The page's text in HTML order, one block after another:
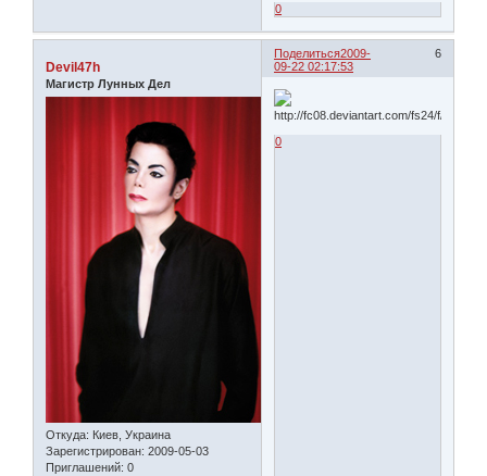
0
Поделиться 6
2009-
09-22 02:17:53
Devil47h
Магистр Лунных Дел
Откуда: Киев, Украина
Зарегистрирован: 2009-05-03
Приглашений: 0
0